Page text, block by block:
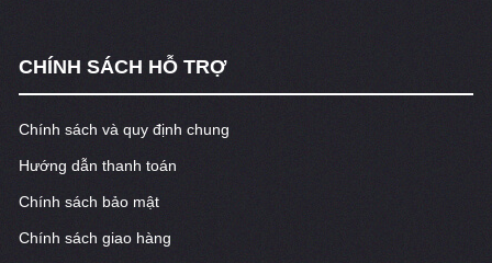
CHÍNH SÁCH HỖ TRỢ
Chính sách và quy định chung
Hướng dẫn thanh toán
Chính sách bảo mật
Chính sách giao hàng